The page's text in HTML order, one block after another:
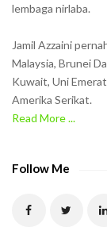
lembaga nirlaba.
Jamil Azzaini
Malaysia, Brunei
Kuwait, Uni
Amerika Serikat.
Read More ...
Follow Me